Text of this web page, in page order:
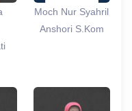
Moch Nur Syahril
Anshori S.Kom